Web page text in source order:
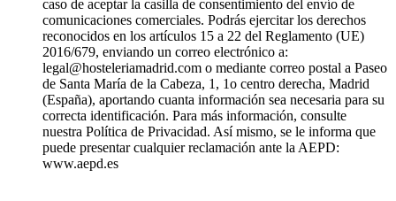
caso de aceptar la casilla de consentimiento del envío de
comunicaciones comerciales. Podrás ejercitar los derechos
reconocidos en los artículos 15 a 22 del Reglamento (UE)
2016/679, enviando un correo electrónico a:
legal@hosteleriamadrid.com o mediante correo postal a Paseo
de Santa María de la Cabeza, 1, 1o centro derecha, Madrid
(España), aportando cuanta información sea necesaria para su
correcta identificación. Para más información, consulte
nuestra Política de Privacidad. Así mismo, se le informa que
puede presentar cualquier reclamación ante la AEPD:
www.aepd.es